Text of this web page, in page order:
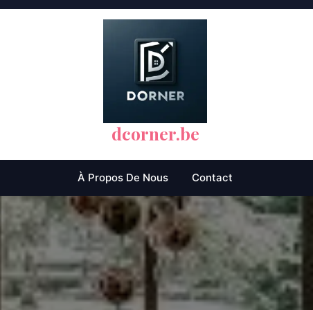
dcorner.be
À Propos De Nous Contact